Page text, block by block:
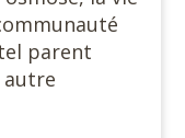
parent
autre